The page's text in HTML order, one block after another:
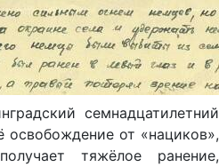
семнадцатилетний
освобождение от «нациков»,
тяжёлое ранение,